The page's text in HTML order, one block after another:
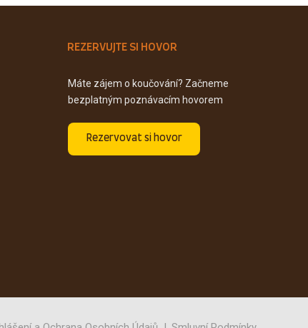
REZERVUJTE SI HOVOR
Máte zájem o koučování? Začneme
bezplatným poznávacím hovorem
Rezervovat si hovor